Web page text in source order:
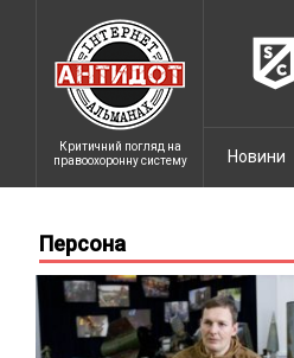
Критичний погляд на
правоохоронну систему
Новини
Персона